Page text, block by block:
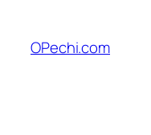
содержимому
OPechi.com